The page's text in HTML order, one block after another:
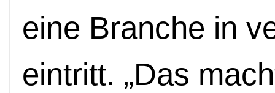
eine Branche in
eintritt. „Das